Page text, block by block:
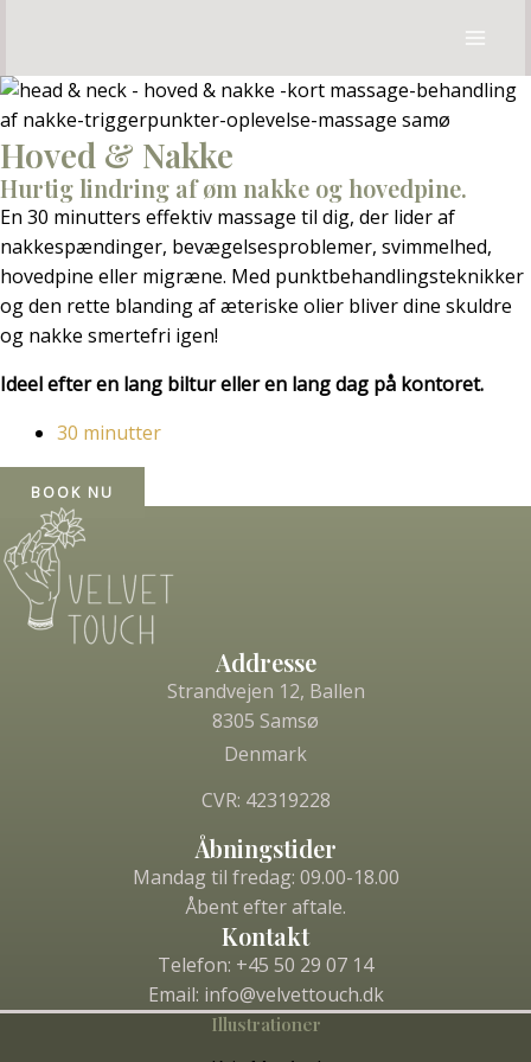
indholdet
Hoved & Nakke
Hurtig lindring af øm nakke og hovedpine.
En 30 minutters effektiv massage til dig, der lider af
nakkespændinger, bevægelsesproblemer, svimmelhed,
hovedpine eller migræne. Med punktbehandlingsteknikker
og den rette blanding af æteriske olier bliver dine skuldre
og nakke smertefri igen!
Ideel efter en lang biltur eller en lang dag på kontoret.
30 minutter
BOOK NU
Addresse
Strandvejen 12, Ballen
8305 Samsø
Denmark
CVR: 42319228
Åbningstider
Mandag til fredag: 09.00-18.00
Åbent efter aftale.
Kontakt
Telefon: +45 50 29 07 14
Email: info@velvettouch.dk
Illustrationer